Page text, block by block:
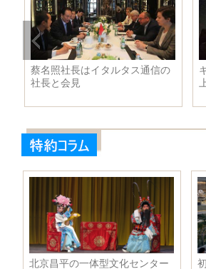
蔡名照社長はイタルタス通信の
社長と会見